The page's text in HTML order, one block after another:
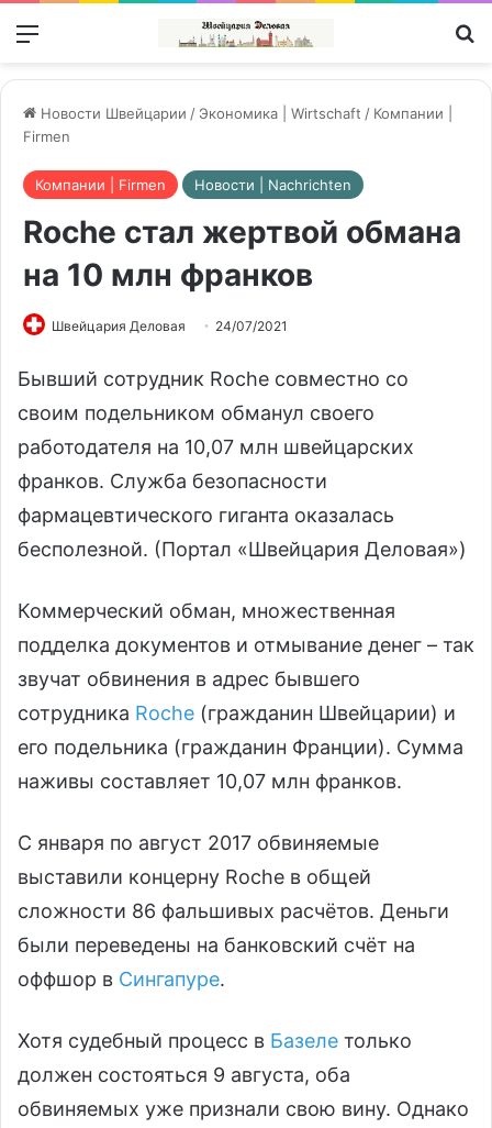
Меню
Новости Швейцарии / Экономика | Wirtschaft / Компании |
Firmen
Компании | Firmen Новости | Nachrichten
Roche стал жертвой обмана
на 10 млн франков
Швейцария Деловая 24/07/2021
Бывший сотрудник Roche совместно со
своим подельником обманул своего
работодателя на 10,07 млн швейцарских
франков. Служба безопасности
фармацевтического гиганта оказалась
бесполезной. (Портал «Швейцария Деловая»)
Коммерческий обман, множественная
подделка документов и отмывание денег – так
звучат обвинения в адрес бывшего
сотрудника Roche (гражданин Швейцарии) и
его подельника (гражданин Франции). Сумма
наживы составляет 10,07 млн франков.
С января по август 2017 обвиняемые
выставили концерну Roche в общей
сложности 86 фальшивых расчётов. Деньги
были переведены на банковский счёт на
оффшор в Сингапуре.
Хотя судебный процесс в Базеле только
должен состояться 9 августа, оба
обвиняемых уже признали свою вину. Однако